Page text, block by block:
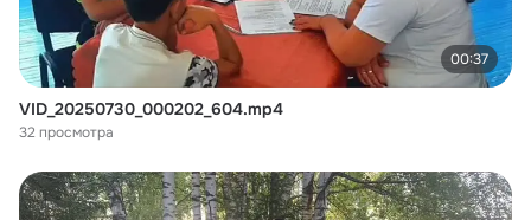
00:37
VID_20250730_000202_604.mp4
32 просмотра